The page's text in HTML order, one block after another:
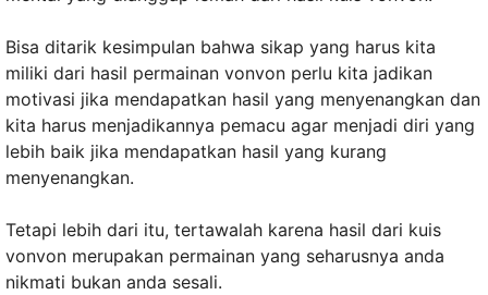
Bisa ditarik kesimpulan bahwa sikap yang harus kita
miliki dari hasil permainan vonvon perlu kita jadikan
motivasi jika mendapatkan hasil yang menyenangkan dan
kita harus menjadikannya pemacu agar menjadi diri yang
lebih baik jika mendapatkan hasil yang kurang
menyenangkan.
Tetapi lebih dari itu, tertawalah karena hasil dari kuis
vonvon merupakan permainan yang seharusnya anda
nikmati bukan anda sesali.